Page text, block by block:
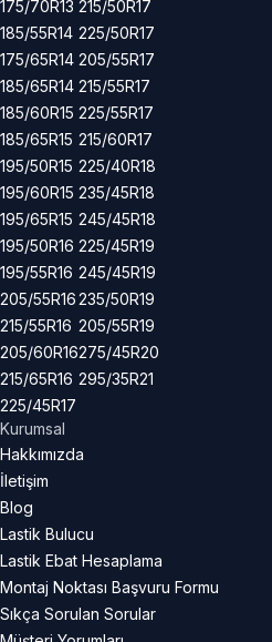
175/70R13
185/55R14
175/65R14
185/65R14
185/60R15
185/65R15
195/50R15
195/60R15
195/65R15
195/50R16
195/55R16
205/55R16
215/55R16
205/60R16
215/65R16
225/45R17
215/50R17
225/50R17
205/55R17
215/55R17
225/55R17
215/60R17
225/40R18
235/45R18
245/45R18
225/45R19
245/45R19
235/50R19
205/55R19
275/45R20
295/35R21
Kurumsal
Hakkımızda
İletişim
Blog
Lastik Bulucu
Lastik Ebat Hesaplama
Montaj Noktası Başvuru Formu
Sıkça Sorulan Sorular